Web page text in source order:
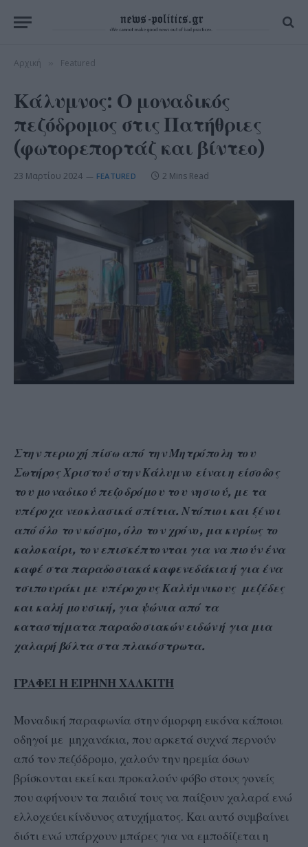
Αρχική Featured
Κάλυμνος: Ο μοναδικός
πεζόδρομος στις Πατήθριες
(φωτορεπορτάζ και βίντεο)
23 Μαρτίου 2024 FEATURED 2 Mins Read
Στην περιοχή πίσω από την Μητρόπολη του
Σωτήρος Χριστού στην Κάλυμνο είναι η είσοδος
του μοναδικού πεζοδρόμου του νησιού, με τα
υπέροχα νεοκλασικά σπίτια. Ντόπιοι και ξένοι
από όλο τον κόσμο, όλο τον χρόνο, μα κυρίως το
καλοκαίρι, τον επισκέπτονται για να πιούν ένα
καφέ στα παραδοσιακά καφενεδάκια ή για ένα
τσιπουράκι με υπέροχους Καλύμνικους μεζέδες
και καλή μουσική, για ψώνια από τα
καταστήματα παραδοσιακών ειδών ή για μια
χαλαρή βόλτα στα πλακόστρωτα.
ΓΡΑΦΕΙ Η ΕΙΡΗΝΗ ΧΑΛΚΙΤΗ
Μοναδική παραφωνία στην όμορφη εικόνα κάποιοι
οδηγοί με μηχανάκια, που αρκετά συχνά περνούν
από τον πεζόδρομο, χαλούν την ηρεμία όσων
βρίσκονται εκεί και προκαλούν φόβο στους γονείς
που αφήνουν τα παιδιά τους να παίξουν χαλαρά ενώ
ελλοχεύει κίνδυνος ατυχήματος. Και αυτό συμβαίνει
διότι ενώ υπάρχουν μπάρες για να εμποδίζεται η